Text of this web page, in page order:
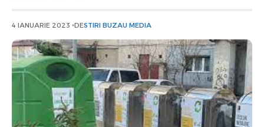
4 IANUARIE 2023 DESTIRI BUZAU MEDIA